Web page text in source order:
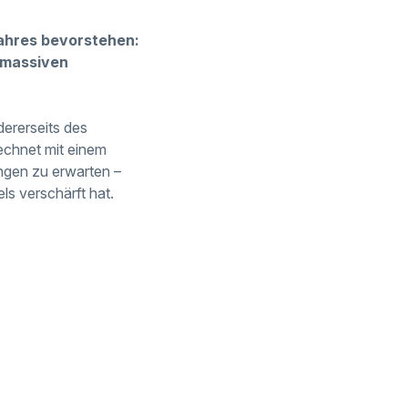
bevorstehen:
des
mit einem
zu erwarten –
verschärft hat.